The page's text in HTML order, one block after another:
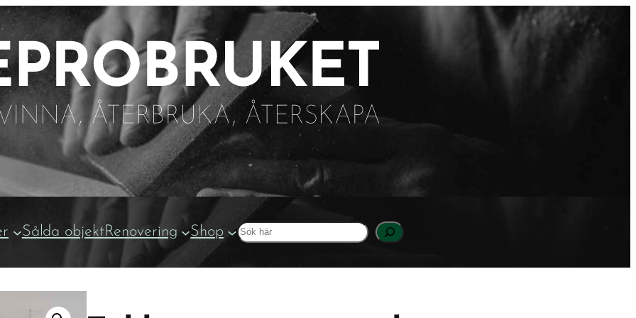
Sålda objektRenovering Shop Sök